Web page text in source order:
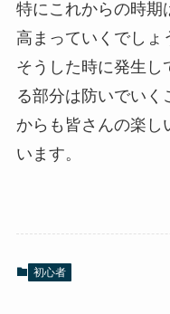
特にこれからの時期
高まっていくでしょ
そうした時に発生し
る部分は防いでい
からも皆さんの楽し
います。
初心者